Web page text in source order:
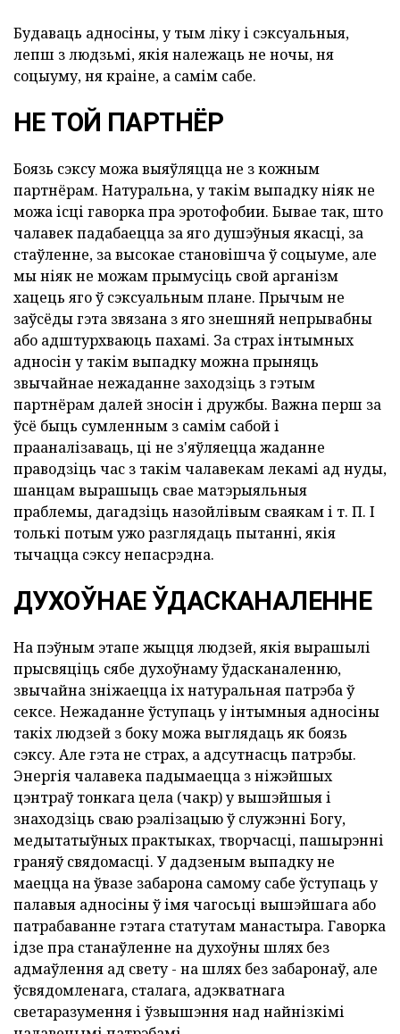
Будаваць адносіны, у тым ліку і сэксуальныя,
лепш з людзьмі, якія належаць не ночы, ня
соцыуму, ня краіне, а самім сабе.
НЕ ТОЙ ПАРТНЁР
Боязь сэксу можа выяўляцца не з кожным
партнёрам. Натуральна, у такім выпадку ніяк не
можа ісці гаворка пра эротофобии. Бывае так, што
чалавек падабаецца за яго душэўныя якасці, за
стаўленне, за высокае становішча ў соцыуме, але
мы ніяк не можам прымусіць свой арганізм
хацець яго ў сэксуальным плане. Прычым не
заўсёды гэта звязана з яго знешняй непрывабны
або адштурхваюць пахамі. За страх інтымных
адносін у такім выпадку можна прыняць
звычайнае нежаданне заходзіць з гэтым
партнёрам далей зносін і дружбы. Важна перш за
ўсё быць сумленным з самім сабой і
прааналізаваць, ці не з'яўляецца жаданне
праводзіць час з такім чалавекам лекамі ад нуды,
шанцам вырашыць свае матэрыяльныя
праблемы, дагадзіць назойлівым сваякам і т. П. І
толькі потым ужо разглядаць пытанні, якія
тычацца сэксу непасрэдна.
ДУХОЎНАЕ ЎДАСКАНАЛЕННЕ
На пэўным этапе жыцця людзей, якія вырашылі
прысвяціць сябе духоўнаму ўдасканаленню,
звычайна зніжаецца іх натуральная патрэба ў
сексе. Нежаданне ўступаць у інтымныя адносіны
такіх людзей з боку можа выглядаць як боязь
сэксу. Але гэта не страх, а адсутнасць патрэбы.
Энергія чалавека падымаецца з ніжэйшых
цэнтраў тонкага цела (чакр) у вышэйшыя і
знаходзіць сваю рэалізацыю ў служэнні Богу,
медытатыўных практыках, творчасці, пашырэнні
граняў свядомасці. У дадзеным выпадку не
маецца на ўвазе забарона самому сабе ўступаць у
палавыя адносіны ў імя чагосьці вышэйшага або
патрабаванне гэтага статутам манастыра. Гаворка
ідзе пра станаўленне на духоўны шлях без
адмаўлення ад свету - на шлях без забаронаў, але
ўсвядомленага, сталага, адэкватнага
светаразумення і ўзвышэння над найнізкімі